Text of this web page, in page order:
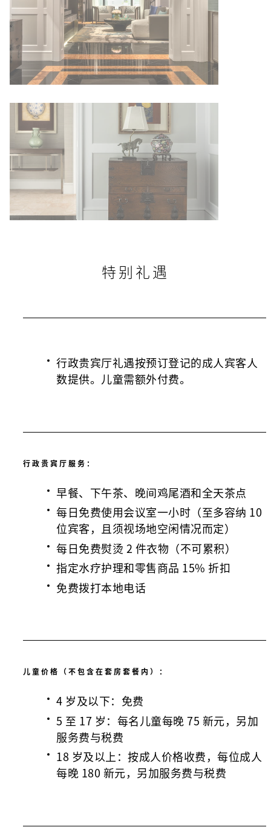
特别礼遇
行政贵宾厅礼遇按预订登记的成人宾客人
数提供。儿童需额外付费。
行政贵宾厅服务：
早餐、下午茶、晚间鸡尾酒和全天茶点
每日免费使用会议室一小时（至多容纳 10
位宾客，且须视场地空闲情况而定）
每日免费熨烫 2 件衣物（不可累积）
指定水疗护理和零售商品 15% 折扣
免费拨打本地电话
儿童价格（不包含在套房套餐内）：
4 岁及以下：免费
5 至 17 岁：每名儿童每晚 75 新元，另加
服务费与税费
18 岁及以上：按成人价格收费，每位成人
每晚 180 新元，另加服务费与税费